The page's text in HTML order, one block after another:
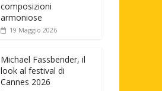
composizioni
armoniose
19 Maggio 2026
Michael Fassbender, il
look al festival di
Cannes 2026